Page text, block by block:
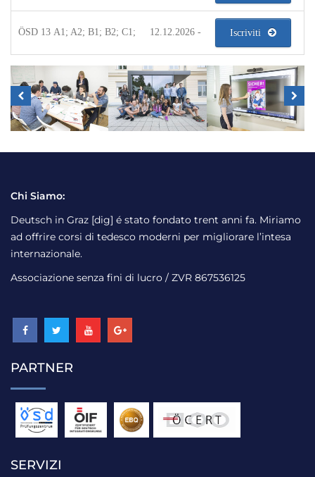
ÖSD 13 A1; A2; B1; B2; C1; 12.12.2026 - Iscriviti
Chi Siamo:
Deutsch in Graz [dig] é stato fondato trent anni fa. Miriamo
ad offrire corsi di tedesco moderni per migliorare l’intesa
internazionale.
Associazione senza fini di lucro / ZVR 867536125
PARTNER
SERVIZI